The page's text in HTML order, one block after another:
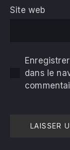
Site web
dans le